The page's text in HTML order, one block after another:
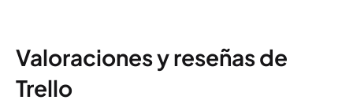
Valoraciones y reseñas de
Trello